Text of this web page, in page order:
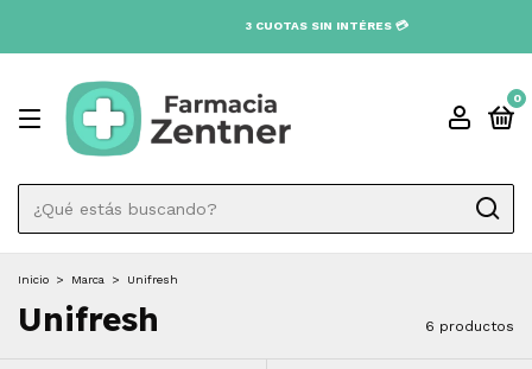
3 CUOTAS SIN INTÉRES 💳
0
Inicio > Marca > Unifresh
Unifresh 6 productos